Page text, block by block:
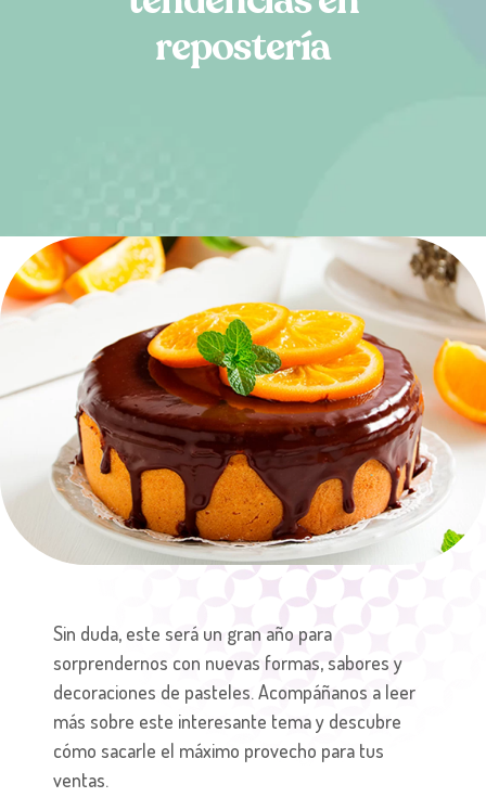
repostería
Sin duda, este será un gran año para
sorprendernos con nuevas formas, sabores y
decoraciones de pasteles. Acompáñanos a leer
más sobre este interesante tema y descubre
cómo sacarle el máximo provecho para tus
ventas.